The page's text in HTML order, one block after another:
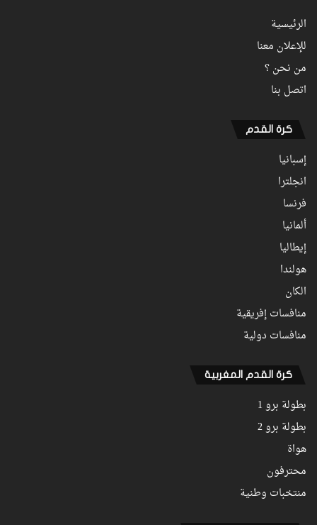
الرئيسية
للإعلان معنا
من نحن ؟
اتصل بنا
كرة القدم
إسبانيا
انجلترا
فرنسا
ألمانيا
إيطاليا
هولندا
الكان
منافسات إفريقية
منافسات دولية
كرة القدم المغربية
بطولة برو 1
بطولة برو 2
هواة
محترفون
منتخبات وطنية